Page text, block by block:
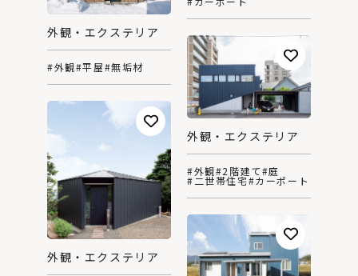
外観・エクステリア
#外観#平屋#無垢材
外観・エクステリア
#外観#2階建て#庭
#二世帯住宅#カーポート
外観・エクステリア